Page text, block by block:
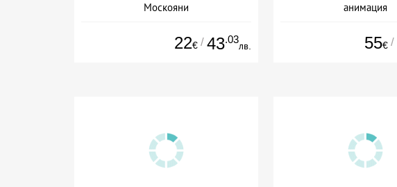
Москояни
22€ / 43.03
лв.
анимация
55€ /